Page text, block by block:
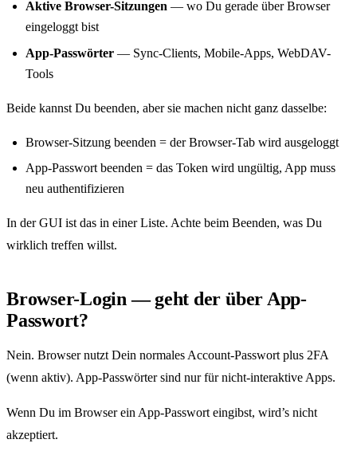
Aktive Browser-Sitzungen — wo Du gerade über Browser
eingeloggt bist
App-Passwörter — Sync-Clients, Mobile-Apps, WebDAV-
Tools
Beide kannst Du beenden, aber sie machen nicht ganz dasselbe:
Browser-Sitzung beenden = der Browser-Tab wird ausgeloggt
App-Passwort beenden = das Token wird ungültig, App muss
neu authentifizieren
In der GUI ist das in einer Liste. Achte beim Beenden, was Du
wirklich treffen willst.
Browser-Login — geht der über App-
Passwort?
Nein. Browser nutzt Dein normales Account-Passwort plus 2FA
(wenn aktiv). App-Passwörter sind nur für nicht-interaktive Apps.
Wenn Du im Browser ein App-Passwort eingibst, wird’s nicht
akzeptiert.